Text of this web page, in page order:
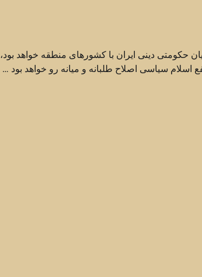
حکومتی دینی ایران با کشورهای منطقه خواهد بود،
اسلام سیاسی اصلاح طلبانه و میانه رو خواهد بود …